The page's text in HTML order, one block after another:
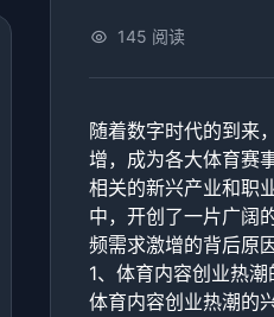
145 阅读
随着数字时代的到来
增，成为各大体育赛
相关的新兴产业和职
中，开创了一片广阔
频需求激增的背后原
1、体育内容创业热
体育内容创业热潮的